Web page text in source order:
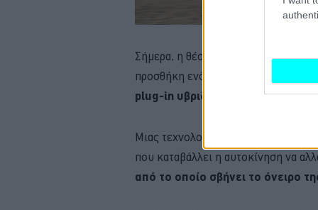
Σήμερα, η θέση της απέναντι στον
προσθήκη ενός ακόμη high-end
plug-in υβριδικής τεχνολογίας.
Μιας τεχνολογίας που καλείται να
που καταβάλλει η αυτοκίνηση να
από το οποίο σβήνει το όνειρο